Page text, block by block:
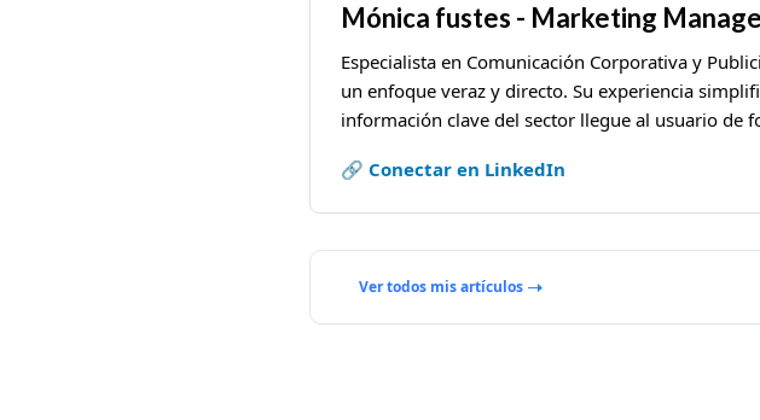
Mónica fustes - Marketing
Especialista en Comunicación Corporativa y
un enfoque veraz y directo. Su experiencia
información clave del sector llegue al usuario de
🔗 Conectar en LinkedIn
Ver todos mis artículos